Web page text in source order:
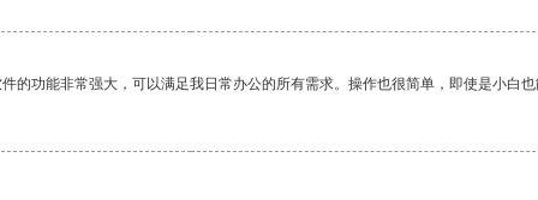
的功能非常强大，可以满足我日常办公的所有需求。操作也很简单，即使是小白